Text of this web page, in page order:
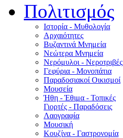
Πολιτισμός
Ιστορία - Μυθολογία
Αρχαιότητες
Βυζαντινά Μνημεία
Νεώτερα Μνημεία
Νερόμυλοι - Nεροτριβές
Γεφύρια - Μονοπάτια
Παραδοσιακοί Οικισμοί
Μουσεία
Ήθη - Έθιμα - Τοπικές
Γιορτές - Παραδόσεις
Λαογραφία
Μουσική
Κουζίνα - Γαστρονομία